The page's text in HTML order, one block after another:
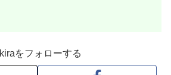
をフォローする